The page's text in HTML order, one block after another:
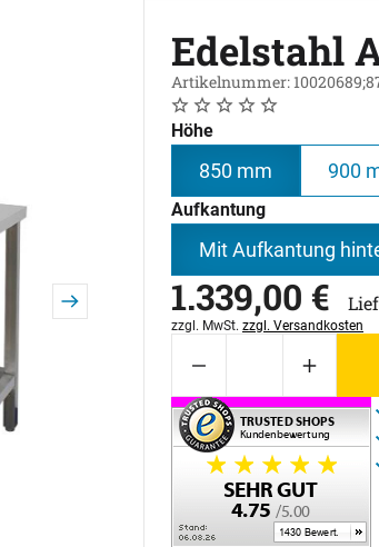
Edelstahl
Artikelnummer:
Noch keine Bewertungen
0 Bewertungen
Höhe
850 mm 900
Aufkantung
Mit Aufkantung
1.339,00 €
Steuerhinweis:
zzgl. MwSt. zzgl. Versandkosten